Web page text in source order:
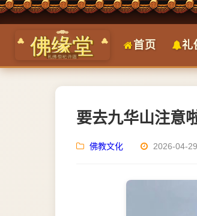
首页 礼
要去九华山注意
佛教文化 2026-04-